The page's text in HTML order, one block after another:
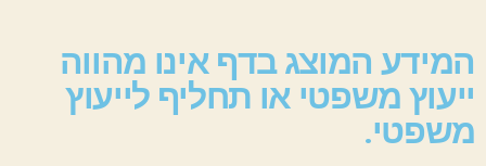
המידע המוצג בדף אינו מהווה
ייעוץ משפטי או תחליף לייעוץ
משפטי.